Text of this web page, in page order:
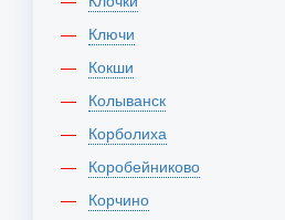
Ключи
Кокши
Колыванск
Корболиха
Коробейниково
Корчино